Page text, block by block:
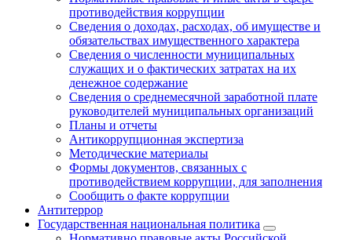
противодействия коррупции
Сведения о доходах, расходах, об имуществе и
обязательствах имущественного характера
Сведения о численности муниципальных
служащих и о фактических затратах на их
денежное содержание
Сведения о среднемесячной заработной плате
руководителей муниципальных организаций
Планы и отчеты
Антикоррупционная экспертиза
Методические материалы
Формы документов, связанных с
противодействием коррупции, для заполнения
Сообщить о факте коррупции
Антитеррор
Государственная национальная политика